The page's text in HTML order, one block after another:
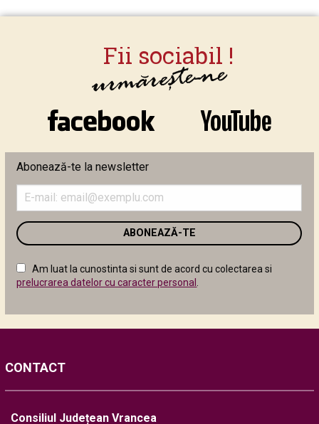
Abonează-te la newsletter
adresa
email
în
următor
Am luat la cunostinta si sunt de acord cu colectarea si
prelucrarea datelor cu caracter personal
CONTACT
Consiliul Județean Vrancea